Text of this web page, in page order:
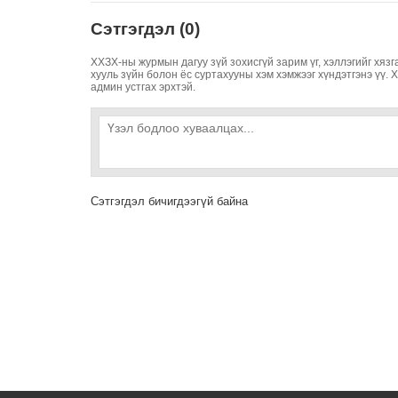
Сэтгэгдэл (0)
ХХЗХ-ны журмын дагуу зүй зохисгүй зарим үг, хэллэгийг
хууль зүйн болон ёс суртахууны хэм хэмжээг хүндэтгэнэ үү.
админ устгах эрхтэй.
Сэтгэгдэл бичигдээгүй байна